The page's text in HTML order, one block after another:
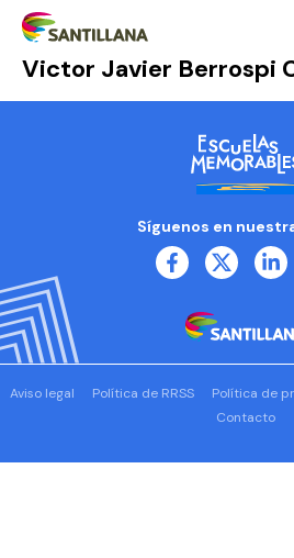
Victor Javier Berrospi
Síguenos en
Aviso legal Política de RRSS Política de
Contacto